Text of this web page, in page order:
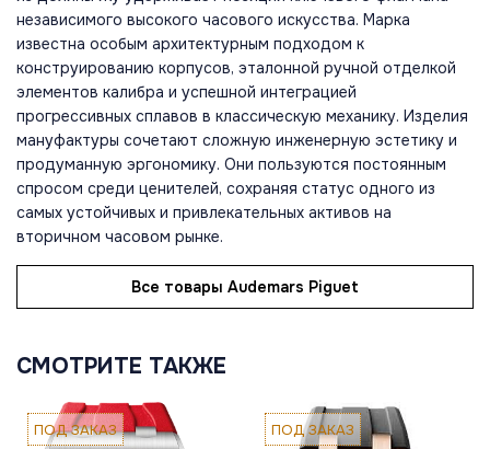
независимого высокого часового искусства. Марка
известна особым архитектурным подходом к
конструированию корпусов, эталонной ручной отделкой
элементов калибра и успешной интеграцией
прогрессивных сплавов в классическую механику. Изделия
мануфактуры сочетают сложную инженерную эстетику и
продуманную эргономику. Они пользуются постоянным
спросом среди ценителей, сохраняя статус одного из
самых устойчивых и привлекательных активов на
вторичном часовом рынке.
Все товары Audemars Piguet
СМОТРИТЕ ТАКЖЕ
ПОД ЗАКАЗ ПОД ЗАКАЗ